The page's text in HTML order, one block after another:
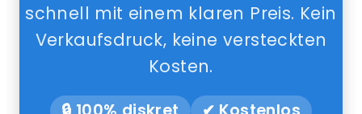
schnell mit einem klaren Preis. Kein
Verkaufsdruck, keine versteckten
Kosten.